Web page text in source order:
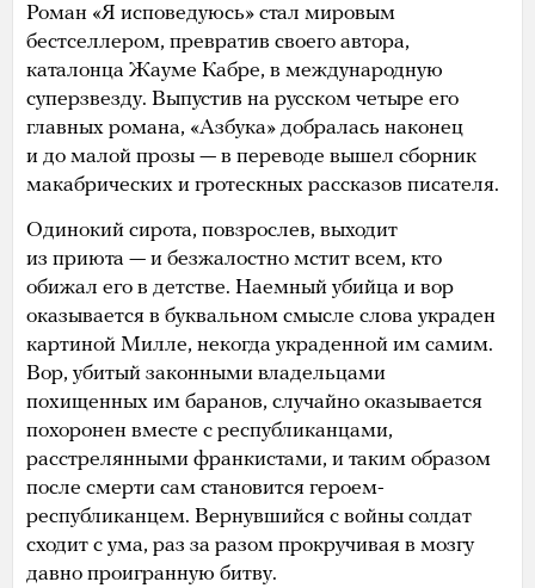
Роман «Я исповедуюсь» стал мировым
бестселлером, превратив своего автора,
каталонца Жауме Кабре, в международную
суперзвезду. Выпустив на русском четыре его
главных романа, «Азбука» добралась наконец
и до малой прозы — в переводе вышел сборник
макабрических и гротескных рассказов писателя.
Одинокий сирота, повзрослев, выходит
из приюта — и безжалостно мстит всем, кто
обижал его в детстве. Наемный убийца и вор
оказывается в буквальном смысле слова украден
картиной Милле, некогда украденной им самим.
Вор, убитый законными владельцами
похищенных им баранов, случайно оказывается
похоронен вместе с республиканцами,
расстрелянными франкистами, и таким образом
после смерти сам становится героем-
республиканцем. Вернувшийся с войны солдат
сходит с ума, раз за разом прокручивая в мозгу
давно проигранную битву.